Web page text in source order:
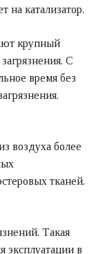
на катализатор.
крупный
С
время без
воздуха более
тканей.
Такая
эксплуатации в